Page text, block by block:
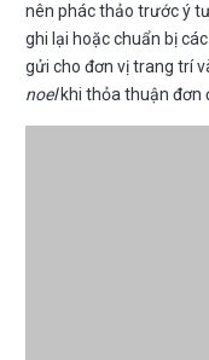
nên phác thảo trước ý
ghi lại hoặc chuẩn bị
gửi cho đơn vị trang trí
noelkhi thỏa thuận đơn